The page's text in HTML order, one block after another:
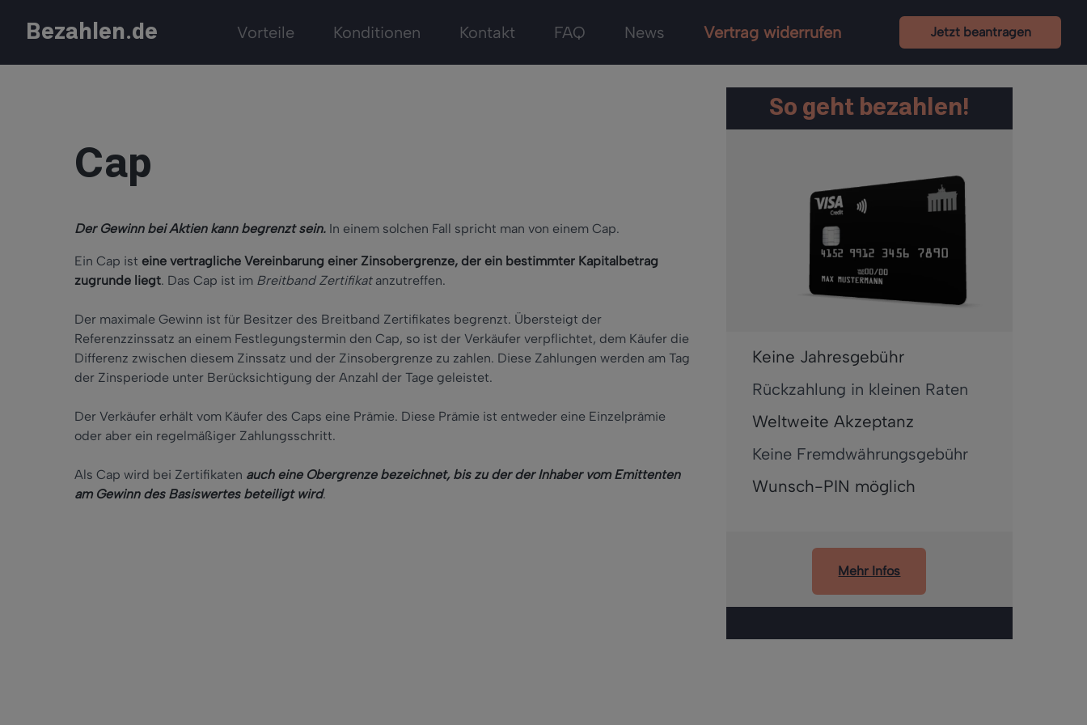
Bezahlen.de Vorteile Konditionen Kontakt FAQ News Vertrag widerrufen Jetzt beantragen
Cap
Der Gewinn bei Aktien kann begrenzt sein. In einem solchen Fall spricht man von einem Cap.
Ein Cap ist eine vertragliche Vereinbarung einer Zinsobergrenze, der ein bestimmter Kapitalbetrag
zugrunde liegt. Das Cap ist im Breitband Zertifikatanzutreffen.
Der maximale Gewinn ist für Besitzer des Breitband Zertifikates begrenzt. Übersteigt der
Referenzzinssatz an einem Festlegungstermin den Cap, so ist der Verkäufer verpflichtet, dem Käufer die
Differenz zwischen diesem Zinssatz und der Zinsobergrenze zu zahlen. Diese Zahlungen werden am Tag
der Zinsperiode unter Berücksichtigung der Anzahl der Tage geleistet.
Der Verkäufer erhält vom Käufer des Caps eine Prämie. Diese Prämie ist entweder eine Einzelprämie
oder aber ein regelmäßiger Zahlungsschritt.
Als Cap wird bei Zertifikaten auch eine Obergrenze bezeichnet, bis zu der der Inhaber vom Emittenten
am Gewinn des Basiswertes beteiligt wird.
So geht bezahlen!
Keine Jahresgebühr
Rückzahlung in kleinen Raten
Weltweite Akzeptanz
Keine Fremdwährungsgebühr
Wunsch-PIN möglich
Mehr Infos